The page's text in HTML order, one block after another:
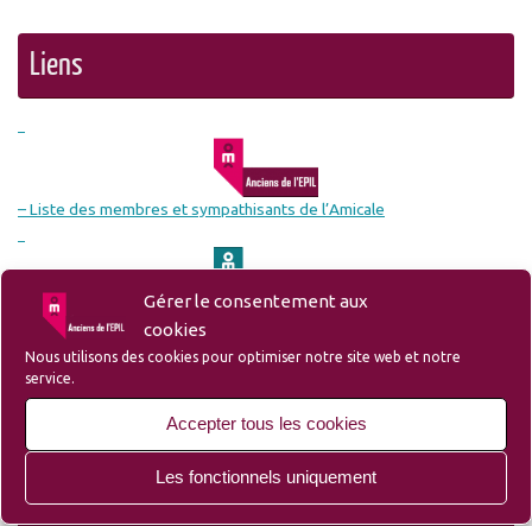
Gérer le consentement aux
cookies
Nous utilisons des cookies pour optimiser notre site web et notre
service.
Accepter tous les cookies
Les fonctionnels uniquement
Liens
– Liste des membres et sympathisants de l’Amicale
– Site du Groupe Ozanam-EPIL-Campus
– Site Lille d’Antan (Ecole des Mécaniciens avant l’EPIL)
Les 10 derniers commentaires déposés